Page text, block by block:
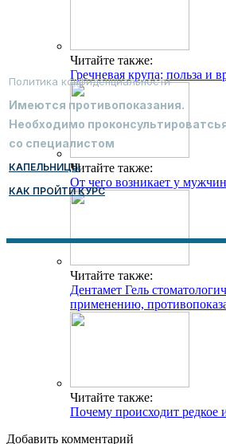
Читайте также:
Гречневая крупа: польза и
Читайте также:
От чего возникает у
Читайте также:
Дентамет Гель
применению,
Читайте также:
Почему происходит редкое
Добавить комментарий
Политика конфиденциальности
Имеются противопоказания.
Необходимо
со специалистом
КАПЕЛЬНИЦЫ
КАК ПРОЙТИ КУРС